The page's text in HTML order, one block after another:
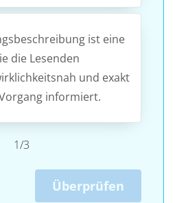
ist eine
die Lesenden
und exakt
informiert.
1/3
Überprüfen